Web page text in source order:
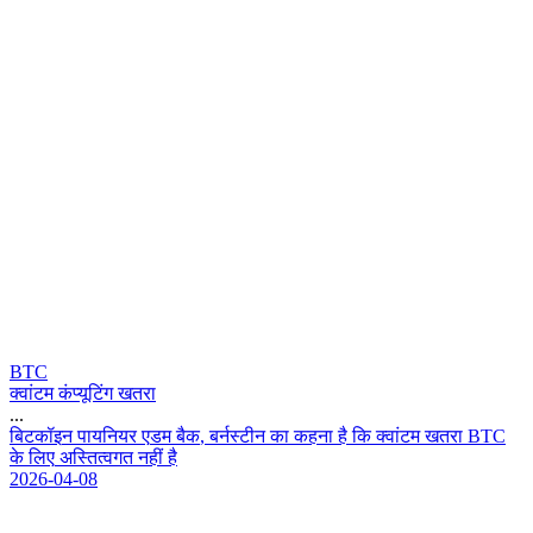
BTC
क्वांटम कंप्यूटिंग खतरा
...
बटकइन पयनयर एडम बक, बरसटन क कहन ह क कवटम खतर BTC
क लए असतवगत नह ह
2026-04-08